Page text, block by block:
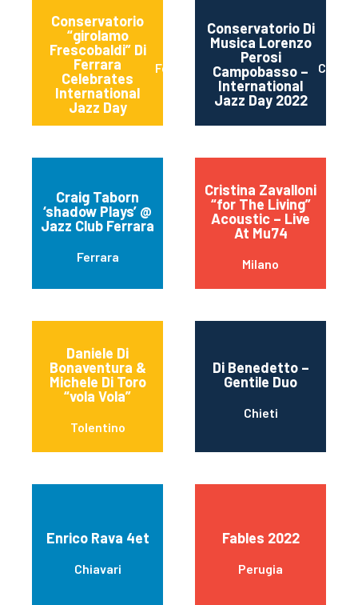
Conservatorio
“girolamo
Frescobaldi” Di
Ferrara
Celebrates
International
Jazz Day
Ferrara
Conservatorio Di
Musica Lorenzo
Perosi
Campobasso –
International
Jazz Day 2022
Craig Taborn
‘shadow Plays’ @
Jazz Club Ferrara
Ferrara
Cristina Zavalloni
“for The Living”
Acoustic – Live
At Mu74
Milano
Daniele Di
Bonaventura &
Michele Di Toro
“vola Vola”
Tolentino
Di Benedetto –
Gentile Duo
Chieti
Enrico Rava 4et
Chiavari
Fables 2022
Perugia